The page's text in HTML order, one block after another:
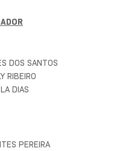
DOS SANTOS
RIBEIRO
DIAS
PEREIRA